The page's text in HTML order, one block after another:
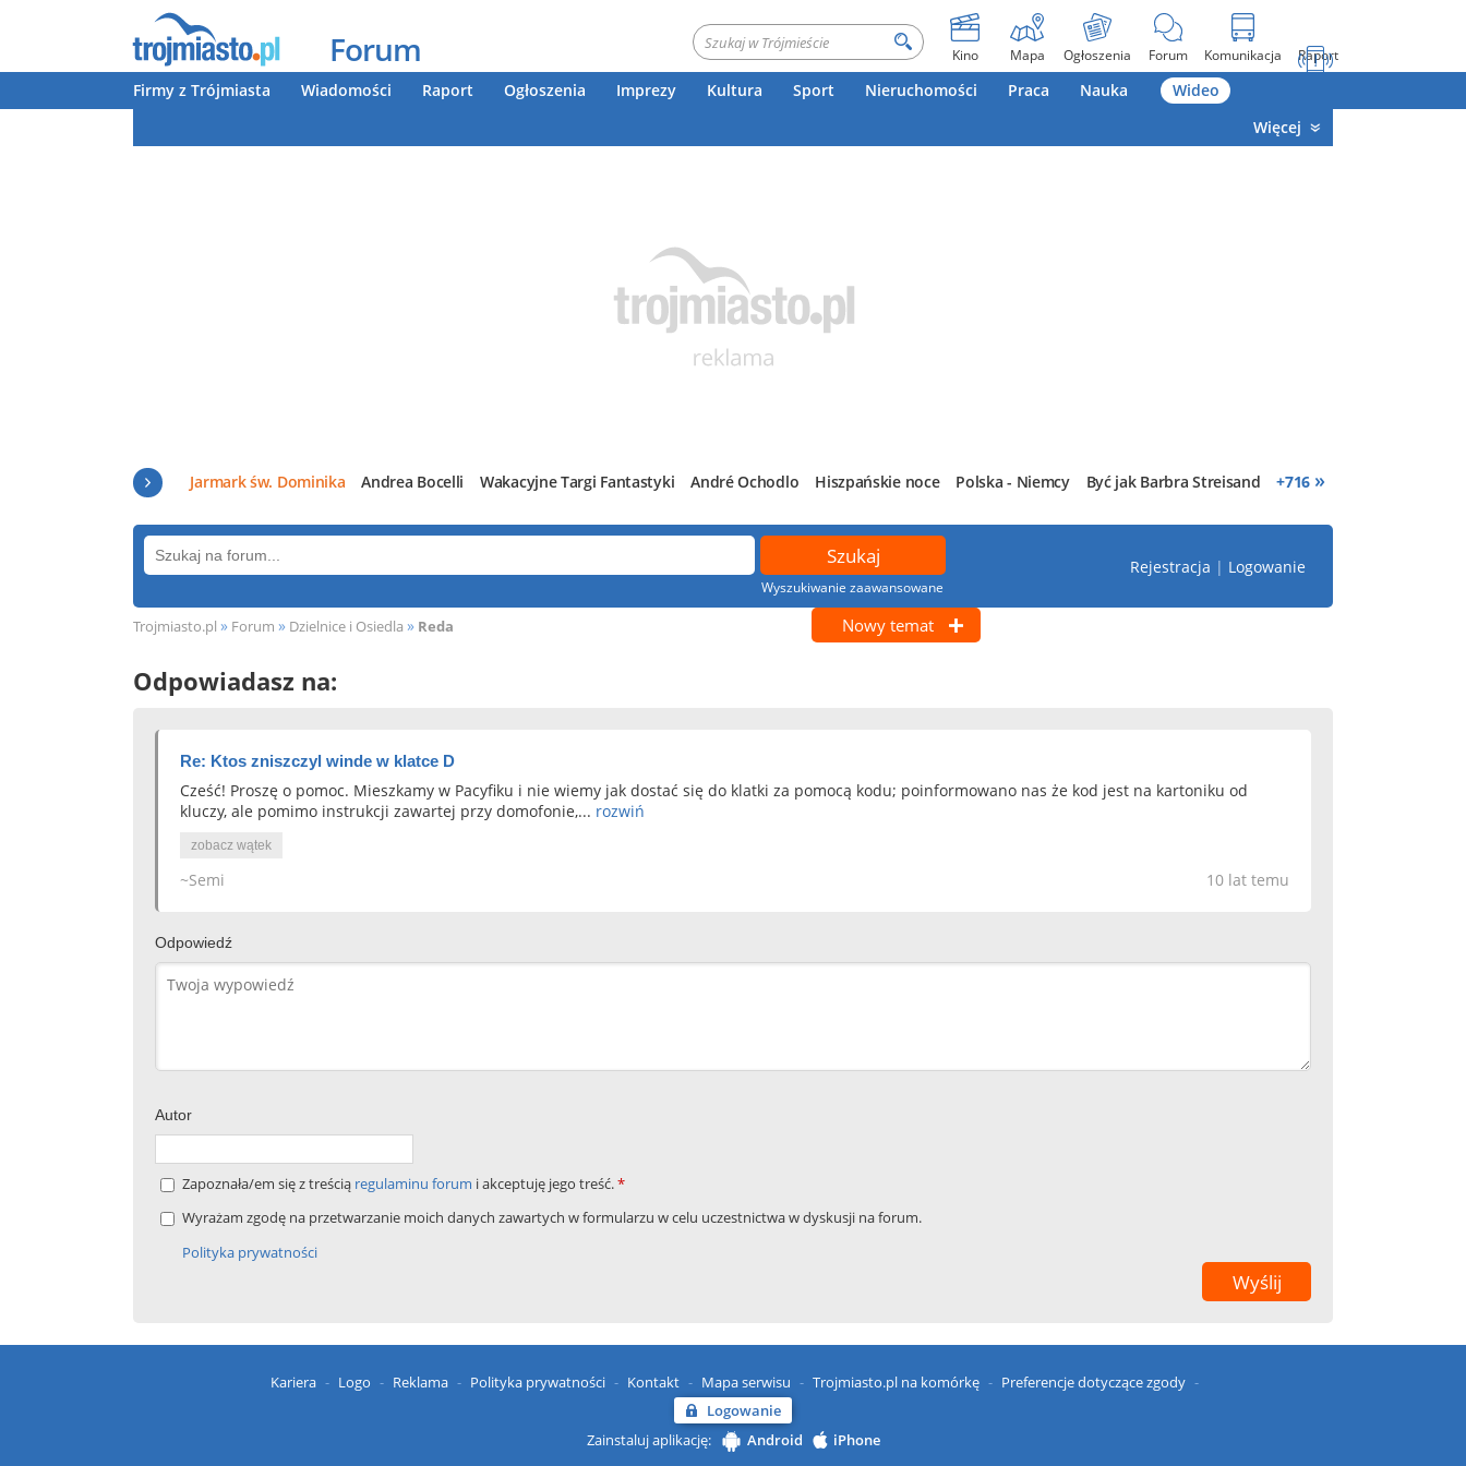
Forum Kino Mapa Ogłoszenia Forum Komunikacja Raport
Firmy z Trójmiasta Wiadomości Raport Ogłoszenia Imprezy Kultura Sport Nieruchomości Praca Nauka
Wideo
Więcej
Jarmark św. Dominika Andrea Bocelli Wakacyjne Targi Fantastyki André Ochodlo Hiszpańskie noce Polska - Niemcy Być jak Barbra Streisand +716 »
Wyszukiwanie zaawansowane
Rejestracja | Logowanie
Trojmiasto.pl » Forum » Dzielnice i Osiedla » Reda Nowy temat
Odpowiadasz na:
Re: Ktos zniszczyl winde w klatce D
Cześć! Proszę o pomoc. Mieszkamy w Pacyfiku i nie wiemy jak dostać się do klatki za pomocą kodu; poinformowano nas że kod jest na kartoniku od
kluczy, ale pomimo instrukcji zawartej przy domofonie,... rozwiń
zobacz wątek
10 lat temu
~Semi
Odpowiedź
Autor
Zapoznała/em się z treścią regulaminu forum i akceptuję jego treść.*
Wyrażam zgodę na przetwarzanie moich danych zawartych w formularzu w celu uczestnictwa w dyskusji na forum.
Polityka prywatności
Kariera Logo Reklama Polityka prywatności Kontakt Mapa serwisu Trojmiasto.pl na komórkę
Preferencje dotyczące zgody
Logowanie
Zainstaluj aplikację:
Android
iPhone